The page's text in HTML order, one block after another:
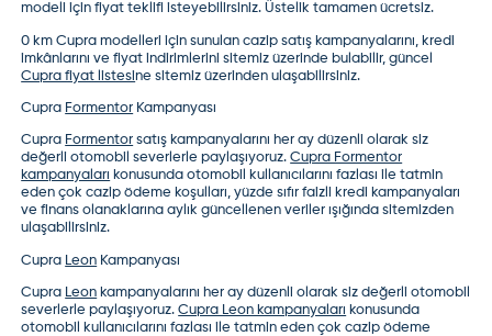
modeli için fiyat teklifi isteyebilirsiniz. Üstelik tamamen ücretsiz.
0 km Cupra modelleri
için sunulan cazip satış kampanyalarını, kredi
imkânlarını ve fiyat indirimlerini sitemiz üzerinde bulabilir, güncel
Cupra fiyat listesine sitemiz üzerinden ulaşabilirsiniz.
Cupra Formentor Kampanyası
Cupra Formentor satış kampanyalarını her ay düzenli olarak siz
değerli otomobil severlerle paylaşıyoruz.Cupra Formentor
kampanyaları konusunda otomobil kullanıcılarını fazlası ile tatmin
eden çok cazip ödeme koşulları, yüzde sıfır faizli kredi kampanyaları
ve finans olanaklarına aylık güncellenen veriler ışığında sitemizden
ulaşabilirsiniz.
Cupra Leon Kampanyası
Cupra Leon kampanyalarını her ay düzenli olarak siz değerli otomobil
severlerle paylaşıyoruz.Cupra Leon kampanyaları konusunda
otomobil kullanıcılarını fazlası ile tatmin eden çok cazip ödeme